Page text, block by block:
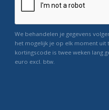
We behandelen je gegevens
het mogelijk je op elk moment uit
kortingscode is twee weken lang
euro excl. btw.